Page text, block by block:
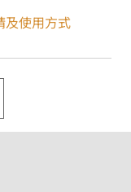
及使用方式